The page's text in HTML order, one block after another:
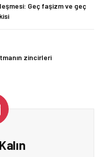
Geç faşizm ve geç
zincirleri